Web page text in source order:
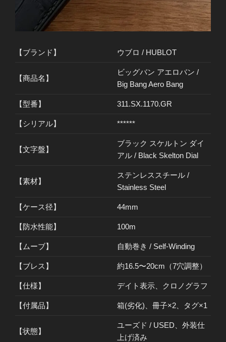
【ブランド】 ウブロ / HUBLOT
【商品名】
ビッグバン アエロバン /
Big Bang Aero Bang
【型番】 311.SX.1170.GR
【シリアル】 ******
【文字盤】
ブラック スケルトン ダイ
アル / Black Skelton Dial
【素材】
ステンレススチール /
Stainless Steel
【ケース径】 44mm
【防水性能】 100m
【ムーブ】 自動巻き / Self-Winding
【ブレス】 約16.5〜20cm（7穴調整）
【仕様】 デイト表示、クロノグラフ
【付属品】 箱(劣化)、冊子×2、タグ×1
【状態】
ユーズド / USED、外装仕
上げ済み